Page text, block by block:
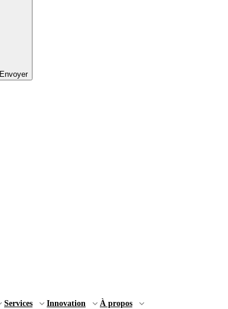
Envoyer
Services Innovation À propos